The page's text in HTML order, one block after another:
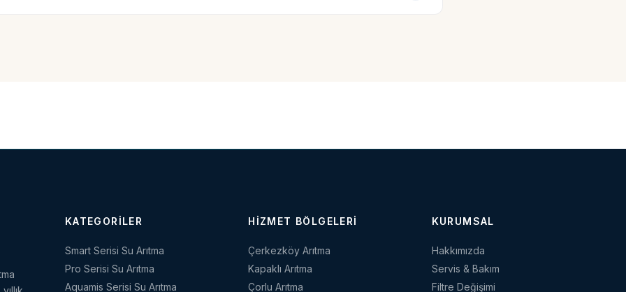
KATEGORILER
Smart Serisi Su Arıtma
Pro Serisi Su Arıtma
Aquamis Serisi Su Arıtma
HIZMET BÖLGELERI
Çerkezköy Arıtma
Kapaklı Arıtma
Çorlu Arıtma
KURUMSAL
Hakkımızda
Servis & Bakım
Filtre Değişimi